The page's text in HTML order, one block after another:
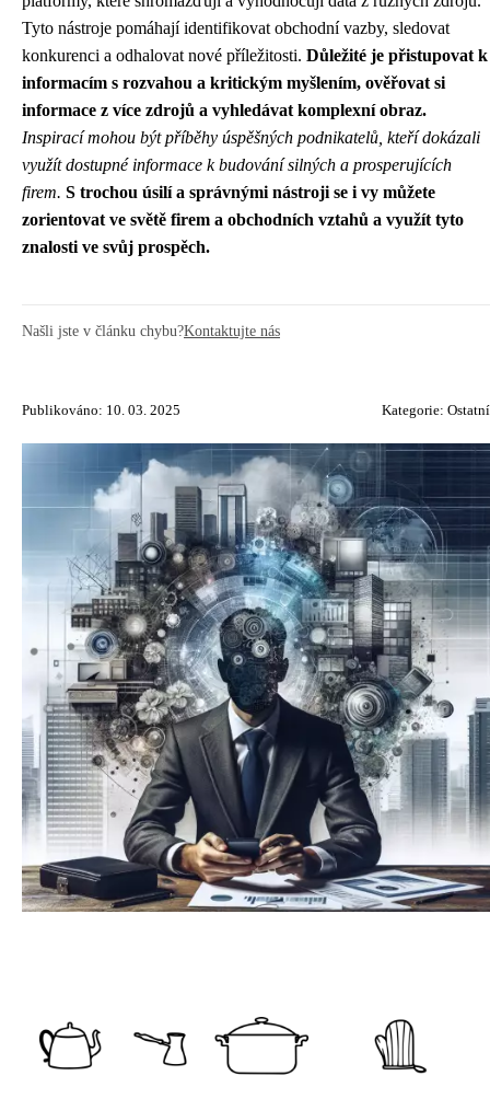
Tyto nástroje pomáhají identifikovat obchodní vazby, sledovat
konkurenci a odhalovat nové příležitosti. Důležité je přistupovat k
informacím s rozvahou a kritickým myšlením, ověřovat si
informace z více zdrojů a vyhledávat komplexní obraz.
Inspirací mohou být příběhy úspěšných podnikatelů, kteří dokázali
využít dostupné informace k budování silných a prosperujících
firem. S trochou úsilí a správnými nástroji se i vy můžete
zorientovat ve světě firem a obchodních vztahů a využít tyto
znalosti ve svůj prospěch.
Našli jste v článku chybu?Kontaktujte nás
Publikováno: 10. 03. 2025 Kategorie: Ostatní